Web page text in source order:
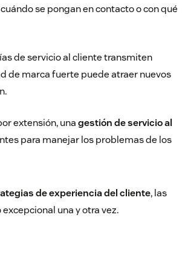
se pongan en contacto o con qué
de servicio al cliente transmiten
de marca fuerte puede atraer nuevos
extensión, unagestión de servicio al
para manejar los problemas de los
de experiencia del cliente, las
una y otra vez.